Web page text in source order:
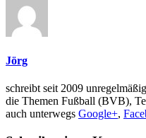
Jörg
schreibt seit 2009
die Themen Fußball (BVB),
auch unterwegs Google+,